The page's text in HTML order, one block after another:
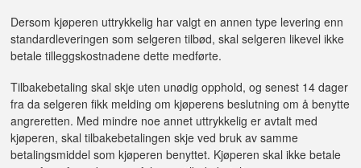
Dersom kjøperen uttrykkelig har valgt en annen type levering enn
standardleveringen som selgeren tilbød, skal selgeren likevel ikke
betale tilleggskostnadene dette medførte.
Tilbakebetaling skal skje uten unødig opphold, og senest 14 dager
fra da selgeren fikk melding om kjøperens beslutning om å benytte
angreretten. Med mindre noe annet uttrykkelig er avtalt med
kjøperen, skal tilbakebetalingen skje ved bruk av samme
betalingsmiddel som kjøperen benyttet. Kjøperen skal ikke betale